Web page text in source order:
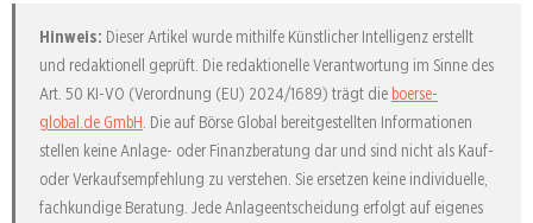
Hinweis: Dieser Artikel wurde mithilfe Künstlicher Intelligenz erstellt
und redaktionell geprüft. Die redaktionelle Verantwortung im Sinne des
Art. 50 KI-VO (Verordnung (EU) 2024/1689) trägt die boerse-
global.de GmbH . Die auf Börse Global bereitgestellten Informationen
stellen keine Anlage- oder Finanzberatung dar und sind nicht als Kauf-
oder Verkaufsempfehlung zu verstehen. Sie ersetzen keine individuelle,
fachkundige Beratung. Jede Anlageentscheidung erfolgt auf eigenes